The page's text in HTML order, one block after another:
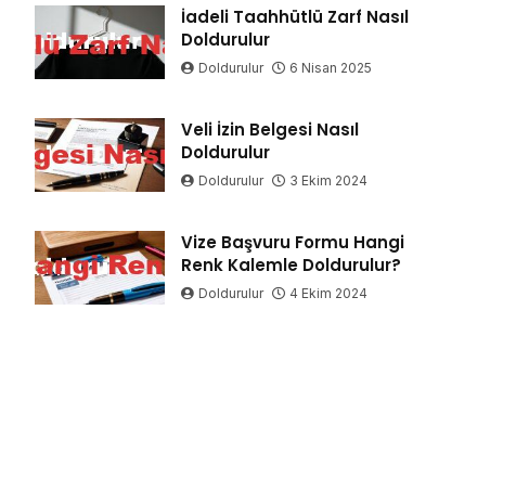
İadeli Taahhütlü Zarf Nasıl
Doldurulur
Doldurulur 6 Nisan 2025
Veli İzin Belgesi Nasıl
Doldurulur
Doldurulur 3 Ekim 2024
Vize Başvuru Formu Hangi
Renk Kalemle Doldurulur?
Doldurulur 4 Ekim 2024